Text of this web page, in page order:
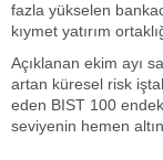
fazla yükselen
kıymet yatırım
Açıklanan ekim ayı
artan küresel risk
eden BIST 100
seviyenin hemen